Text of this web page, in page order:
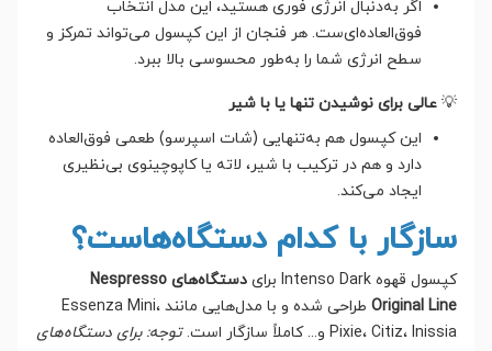
اگر به‌دنبال انرژی فوری هستید، این مدل انتخاب
فوق‌العاده‌ای‌ست. هر فنجان از این کپسول می‌تواند تمرکز و
سطح انرژی شما را به‌طور محسوسی بالا ببرد.
💡 عالی برای نوشیدن تنها یا با شیر
این کپسول هم به‌تنهایی (شات اسپرسو) طعمی فوق‌العاده
دارد و هم در ترکیب با شیر، لاته یا کاپوچینوی بی‌نظیری
ایجاد می‌کند.
سازگار با کدام دستگاه‌هاست؟
کپسول قهوه Intenso Dark برای
دستگاه‌های Nespresso
Original Line
طراحی شده و با مدل‌هایی مانند Essenza Mini،
Pixie، Citiz، Inissia و... کاملاً سازگار است.
توجه: برای دستگاه‌های